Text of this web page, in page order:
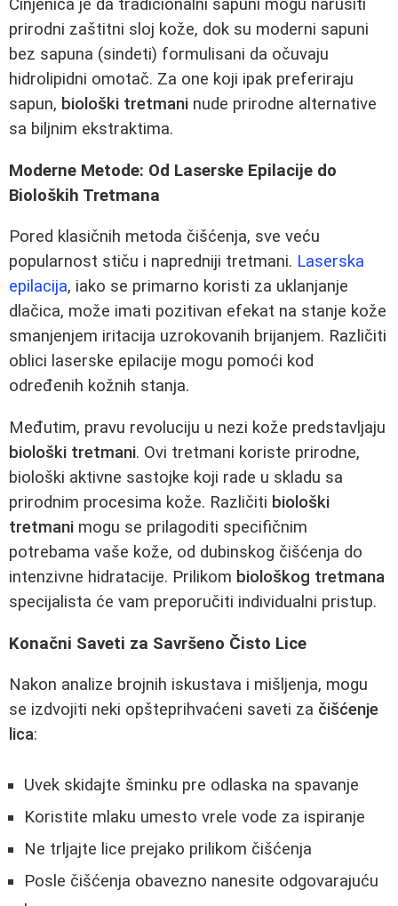
Činjenica je da tradicionalni sapuni mogu narušiti
prirodni zaštitni sloj kože, dok su moderni sapuni
bez sapuna (sindeti) formulisani da očuvaju
hidrolipidni omotač. Za one koji ipak preferiraju
sapun, biološki tretmani nude prirodne alternative
sa biljnim ekstraktima.
Moderne Metode: Od Laserske Epilacije do
Bioloških Tretmana
Pored klasičnih metoda čišćenja, sve veću
popularnost stiču i napredniji tretmani. Laserska
epilacija, iako se primarno koristi za uklanjanje
dlačica, može imati pozitivan efekat na stanje kože
smanjenjem iritacija uzrokovanih brijanjem. Različiti
oblici laserske epilacije mogu pomoći kod
određenih kožnih stanja.
Međutim, pravu revoluciju u nezi kože predstavljaju
biološki tretmani. Ovi tretmani koriste prirodne,
biološki aktivne sastojke koji rade u skladu sa
prirodnim procesima kože. Različiti biološki
tretmani mogu se prilagoditi specifičnim
potrebama vaše kože, od dubinskog čišćenja do
intenzivne hidratacije. Prilikom biološkog tretmana
specijalista će vam preporučiti individualni pristup.
Konačni Saveti za Savršeno Čisto Lice
Nakon analize brojnih iskustava i mišljenja, mogu
se izdvojiti neki opšteprihvaćeni saveti za čišćenje
lica:
Uvek skidajte šminku pre odlaska na spavanje
Koristite mlaku umesto vrele vode za ispiranje
Ne trljajte lice prejako prilikom čišćenja
Posle čišćenja obavezno nanesite odgovarajuću